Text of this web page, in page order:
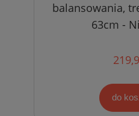
balansowania,
63cm -
do